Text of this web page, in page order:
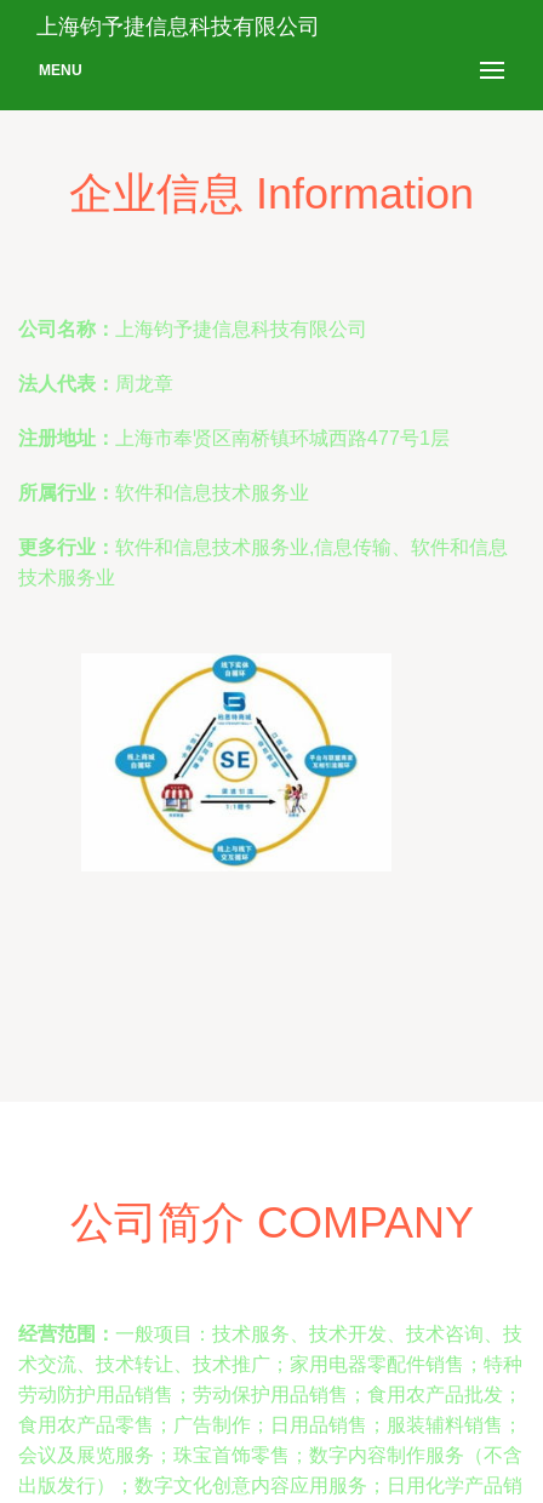
上海钧予捷信息科技有限公司
MENU
企业信息 Information
公司名称： 上海钧予捷信息科技有限公司
法人代表： 周龙章
注册地址： 上海市奉贤区南桥镇环城西路477号1层
所属行业： 软件和信息技术服务业
更多行业： 软件和信息技术服务业,信息传输、软件和信息
技术服务业
公司简介 COMPANY
经营范围： 一般项目：技术服务、技术开发、技术咨询、技
术交流、技术转让、技术推广；家用电器零配件销售；特种
劳动防护用品销售；劳动保护用品销售；食用农产品批发；
食用农产品零售；广告制作；日用品销售；服装辅料销售；
会议及展览服务；珠宝首饰零售；数字内容制作服务（不含
出版发行）；数字文化创意内容应用服务；日用化学产品销